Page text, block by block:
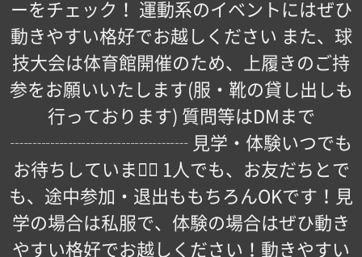
ーをチェック！ 運動系のイベントにはぜひ
動きやすい格好でお越しください また、球
技大会は体育館開催のため、上履きのご持
参をお願いいたします(服・靴の貸し出しも
行っております) 質問等はDMまで
┈┈┈┈┈┈┈┈┈┈ 見学・体験いつでも
お待ちしています🏻 1人でも、お友だちとで
も、途中参加・退出ももちろんOKです！見
学の場合は私服で、体験の場合はぜひ動き
やすい格好でお越しください！動きやすい